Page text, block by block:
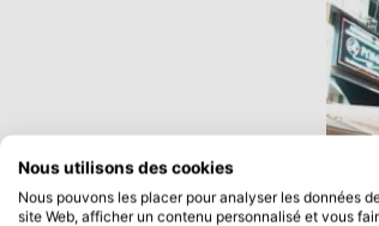
Nous utilisons des cookies
Nous pouvons les placer pour analyser les données
site Web, afficher un contenu personnalisé et vous